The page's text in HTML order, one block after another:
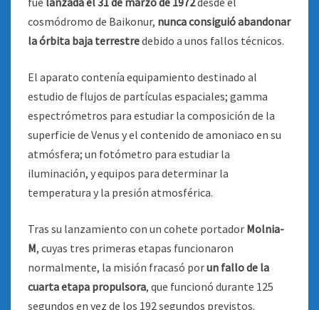
cosmódromo de Baikonur, nunca consiguió abandonar
la órbita baja terrestredebido a unos fallos técnicos.
El aparato contenía equipamiento destinado al
estudio de flujos de partículas espaciales; gamma
espectrómetros para estudiar la composición de la
superficie de Venus y el contenido de amoniaco en su
atmósfera; un fotómetro para estudiar la
iluminación, y equipos para determinar la
temperatura y la presión atmosférica.
Tras su lanzamiento con un cohete portador Molnia-
M, cuyas tres primeras etapas funcionaron
normalmente, la misión fracasó porun fallo de la
cuarta etapa propulsora, que funcionó durante 125
segundos en vez de los 192 segundos previstos.